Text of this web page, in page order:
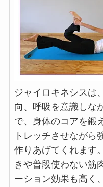
ジャイロキネシスは
向、呼吸を意識しな
で、身体のコアを鍛
トレッチさせながら
作りあげてくれます
きや普段使わない筋
ーション効果も高く